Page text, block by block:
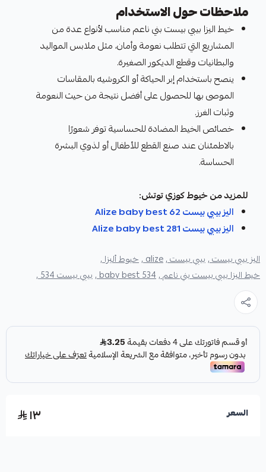
ملاحظات حول الاستخدام
خيط اليزا بيبي بيست بني ناعم مناسب لأنواع عدة من
المشاريع التي تتطلب نعومة وأمان، مثل ملابس المواليد
والبطانيات وقطع الديكور الصغيرة.
ينصح باستخدام إبر الحياكة أو الكروشيه بالمقاسات
الموصى بها للحصول على أفضل نتيجة من حيث النعومة
وثبات الغرز.
خصائص الخيط المضادة للحساسية توفر شعورًا
بالاطمئنان عند صنع القطع للأطفال أو لذوي البشرة
الحساسة.
للمزيد من خيوط كوزي توتش:
اليز بيبي بيست Alize baby best 62
اليز بيبي بيست Alize baby best 281
اليز بيبي بيست ,بيبي بيست ,alize , خيوط أليزا ,
خيط اليزا بيبي بيست بني ناعم ,baby best 534 , بيبي بيست 534 ,
السعر ١٣